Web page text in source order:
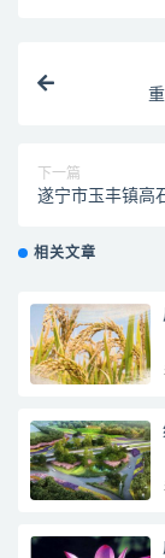
下一篇
遂宁市玉丰镇高
相关文章